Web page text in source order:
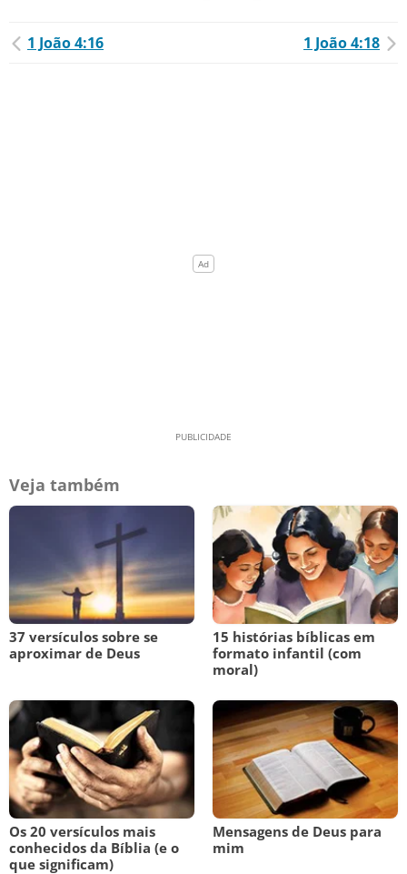
1 João 4:16 1 João 4:18
Veja também
37 versículos sobre se
aproximar de Deus
15 histórias bíblicas em
formato infantil (com
moral)
Os 20 versículos mais
conhecidos da Bíblia (e o
que significam)
Mensagens de Deus para
mim